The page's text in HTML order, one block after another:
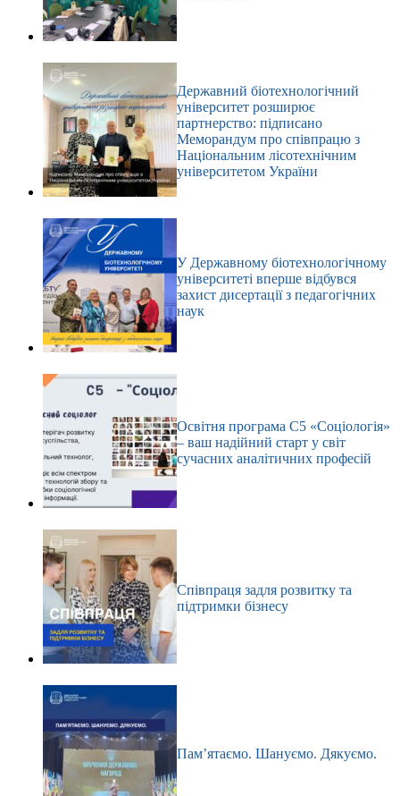
Державний біотехнологічний
університет розширює
партнерство: підписано
Меморандум про співпрацю з
Національним лісотехнічним
університетом України
У Державному біотехнологічному
університеті вперше відбувся
захист дисертації з педагогічних
наук
Освітня програма С5 «Соціологія»
– ваш надійний старт у світ
сучасних аналітичних професій
Співпраця задля розвитку та
підтримки бізнесу
Пам’ятаємо. Шануємо. Дякуємо.